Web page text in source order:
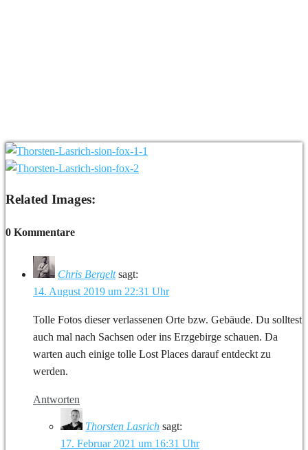
Related Images:
0 Kommentare
Chris Bergelt sagt:
14. August 2019 um 22:31 Uhr
Tolle Fotos dieser verlassenen Orte bzw. Gebäude. Du solltest
auch mal nach Sachsen oder ins Erzgebirge schauen. Da
warten auch einige tolle Lost Places darauf entdeckt zu
werden.
Antworten
Thorsten Lasrich sagt:
17. Februar 2021 um 16:31 Uhr